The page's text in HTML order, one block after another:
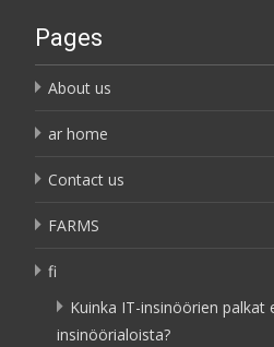
Pages
About us
ar home
Contact us
FARMS
fi
Kuinka IT-insinöörien palkat
insinöörialoista?